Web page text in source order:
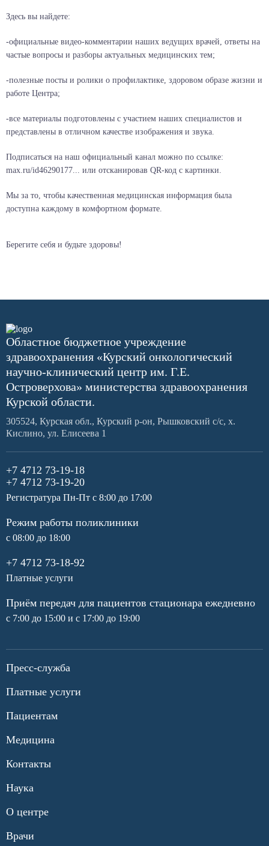
Здесь вы найдете:
-официальные видео-комментарии наших ведущих врачей, ответы на
частые вопросы и разборы актуальных медицинских тем;
-полезные посты и ролики о профилактике, здоровом образе жизни и
работе Центра;
-все материалы подготовлены с участием наших специалистов и
представлены в отличном качестве изображения и звука.
Подписаться на наш официальный канал можно по ссылке:
max.ru/id46290177... или отсканировав QR-код с картинки.
Мы за то, чтобы качественная медицинская информация была
доступна каждому в комфортном формате.
Берегите себя и будьте здоровы!
Областное бюджетное учреждение
здравоохранения «Курский онкологический
научно-клинический центр им. Г.Е.
Островерхова» министерства здравоохранения
Курской области.
305524, Курская обл., Курский р-он, Рышковский с/с, х.
Кислино, ул. Елисеева 1
+7 4712 73-19-18
+7 4712 73-19-20
Регистратура Пн-Пт с 8:00 до 17:00
Режим работы поликлиники
с 08:00 до 18:00
+7 4712 73-18-92
Платные услуги
Приём передач для пациентов стационара ежедневно
с 7:00 до 15:00 и с 17:00 до 19:00
Пресс-служба
Платные услуги
Пациентам
Медицина
Контакты
Наука
О центре
Врачи